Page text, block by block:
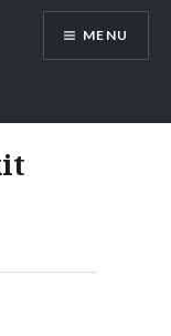
BENIH
MENU